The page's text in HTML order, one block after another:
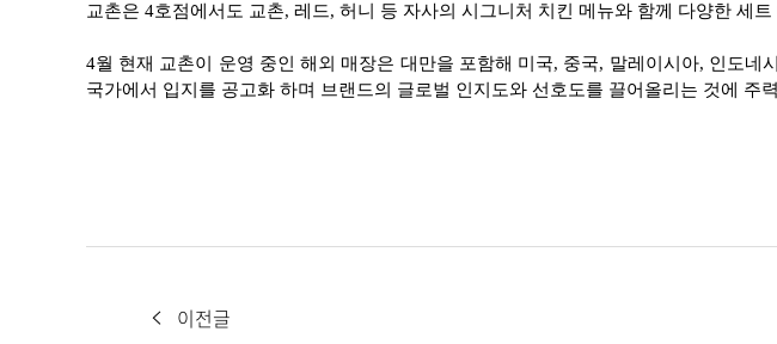
교촌은 4호점에서도 교촌, 레드, 허니 등 자사의 시그니처 치킨 메뉴와 함께 다양한 세
4월 현재 교촌이 운영 중인 해외 매장은 대만을 포함해 미국, 중국, 말레이시아, 인도
국가에서 입지를 공고화 하며 브랜드의 글로벌 인지도와 선호도를 끌어올리는 것에 주
이전글